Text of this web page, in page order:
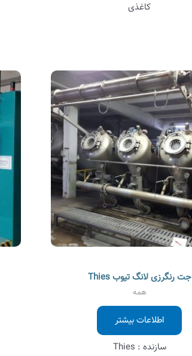
كاغذی
جت رنگرزی لانگ تیوب Thies
همه
اطلاعات بیشتر
سازنده : Thies